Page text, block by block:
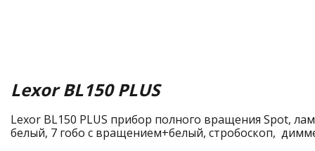
Lexor BL150 PLUS
Lexor BL150 PLUS прибор полного вращения Spot,
белый, 7 гобо с вращением+белый, стробоскоп,